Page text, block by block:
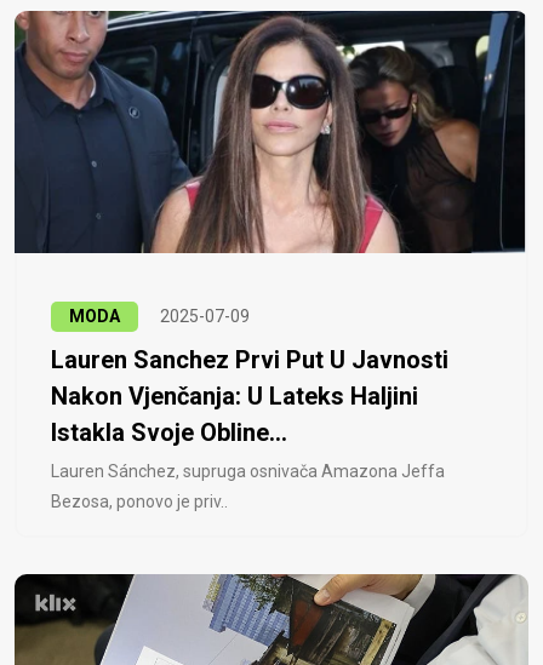
MODA 2025-07-09
Lauren Sanchez Prvi Put U Javnosti
Nakon Vjenčanja: U Lateks Haljini
Istakla Svoje Obline...
Lauren Sánchez, supruga osnivača Amazona Jeffa
Bezosa, ponovo je priv..